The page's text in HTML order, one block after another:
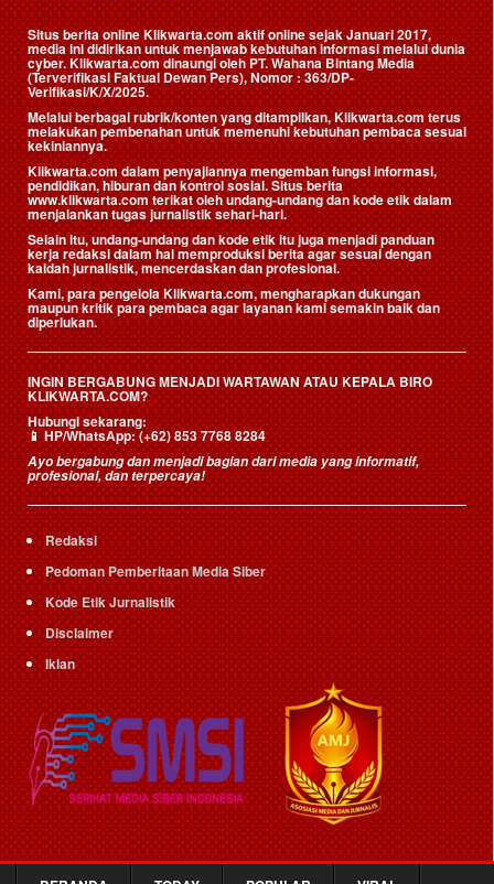
Situs berita online Klikwarta.com aktif online sejak Januari 2017,
media ini didirikan untuk menjawab kebutuhan informasi melalui dunia
cyber. Klikwarta.com dinaungi oleh PT. Wahana Bintang Media
(Terverifikasi Faktual Dewan Pers), Nomor : 363/DP-
Verifikasi/K/X/2025.
Melalui berbagai rubrik/konten yang ditampilkan, Klikwarta.com terus
melakukan pembenahan untuk memenuhi kebutuhan pembaca sesuai
kekiniannya.
Klikwarta.com dalam penyajiannya mengemban fungsi informasi,
pendidikan, hiburan dan kontrol sosial. Situs berita
www.klikwarta.com terikat oleh undang-undang dan kode etik dalam
menjalankan tugas jurnalistik sehari-hari.
Selain itu, undang-undang dan kode etik itu juga menjadi panduan
kerja redaksi dalam hal memproduksi berita agar sesuai dengan
kaidah jurnalistik, mencerdaskan dan profesional.
Kami, para pengelola Klikwarta.com, mengharapkan dukungan
maupun kritik para pembaca agar layanan kami semakin baik dan
diperlukan.
INGIN BERGABUNG MENJADI WARTAWAN ATAU KEPALA BIRO
KLIKWARTA.COM?
Hubungi sekarang:
📱HP/WhatsApp:(+62) 853 7768 8284
Ayo bergabung dan menjadi bagian dari media yang informatif,
profesional, dan terpercaya!
Redaksi
Pedoman Pemberitaan Media Siber
Kode Etik Jurnalistik
Disclaimer
Iklan